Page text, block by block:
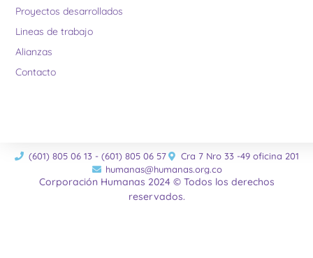
Proyectos desarrollados
Lineas de trabajo
Alianzas
Contacto
(601) 805 06 13 - (601) 805 06 57
Cra 7 Nro 33 -49 oficina 201
humanas@humanas.org.co
Corporación Humanas 2024 © Todos los derechos
reservados.